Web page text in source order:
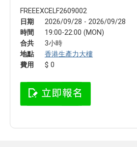
FREEEXCELF2609002
日期
2026/09/28 - 2026/09/28
時間
19:00-22:00 (MON)
合共
3小時
地點
香港生產力大樓
費用
$ 0